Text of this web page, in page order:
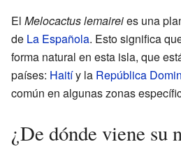
El Melocactus lemaireies una
de La Española. Esto significa
forma natural en esta isla, que
países: Haitíy la República
común en algunas zonas
¿De dónde viene su